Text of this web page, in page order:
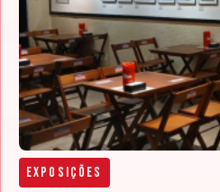
Exposições